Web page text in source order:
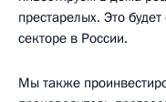
престарелых. Это
секторе в России.
Мы также